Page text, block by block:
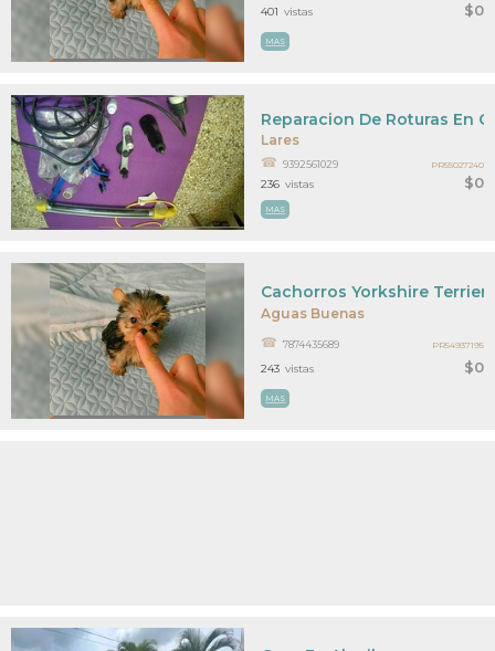
$0
MAS
401 vistas
Lares
$0
Reparacion De Roturas En
9392561029
MAS
236 vistas
PR55027240
Aguas Buenas
$0
Cachorros Yorkshire Terrier
7874435689
MAS
243 vistas
PR54937195